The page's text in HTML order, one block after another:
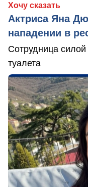
Хочу сказать
Актриса Яна
нападении в
Сотрудница
туалета